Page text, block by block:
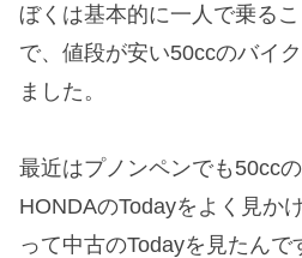
ぼくは基本的に一人で乗る
で、値段が安い50ccのバイ
ました。
最近はプノンペンでも50cc
HONDAのTodayをよく見か
って中古のTodayを見たん